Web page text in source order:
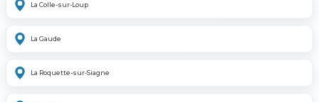
La Colle-sur-Loup
La Gaude
La Roquette-sur-Siagne